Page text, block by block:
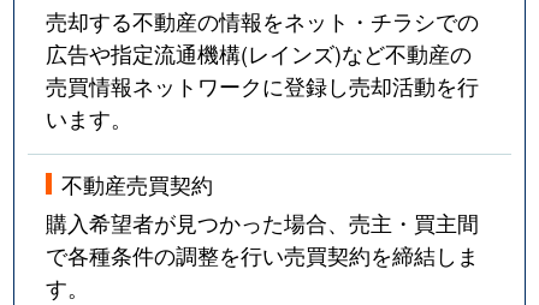
売却する不動産の情報をネット・チラシでの
広告や指定流通機構(レインズ)など不動産の
売買情報ネットワークに登録し売却活動を行
います。
不動産売買契約
購入希望者が見つかった場合、売主・買主間
で各種条件の調整を行い売買契約を締結しま
す。